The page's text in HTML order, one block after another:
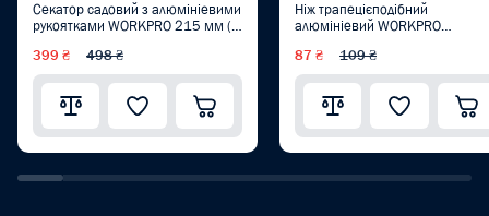
Секатор садовий з алюмініевими
рукоятками WORKPRO 215 мм (Ø
399 ₴ 498 ₴
Ніж трапецієподібний
алюмініевий WORKPRO
87 ₴ 109 ₴